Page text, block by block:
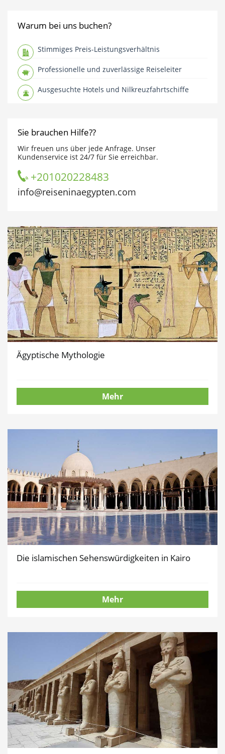
Warum bei uns buchen?
Stimmiges Preis-Leistungsverhältnis
Professionelle und zuverlässige Reiseleiter
Ausgesuchte Hotels und Nilkreuzfahrtschiffe
Sie brauchen Hilfe??
Wir freuen uns über jede Anfrage. Unser
Kundenservice ist 24/7 für Sie erreichbar.
+201020228483
info@reiseninaegypten.com
Ägyptische Mythologie
Mehr
Die islamischen Sehenswürdigkeiten in Kairo
Mehr